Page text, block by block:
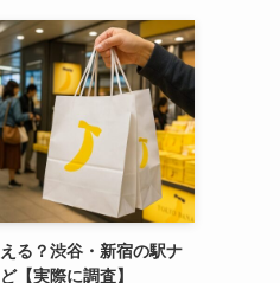
る？渋谷・新宿の駅ナ
【実際に調査】